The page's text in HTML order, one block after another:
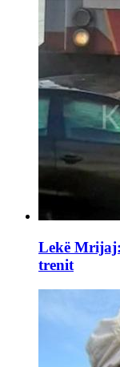
Lekë
trenit